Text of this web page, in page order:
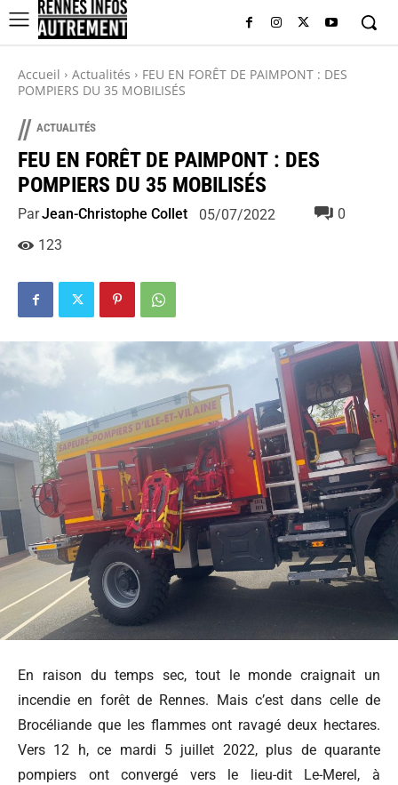
Accueil Actualités
FEU EN FORÊT DE PAIMPONT : DES
POMPIERS DU 35 MOBILISÉS
// ACTUALITÉS
FEU EN FORÊT DE PAIMPONT : DES
POMPIERS DU 35 MOBILISÉS
ParJean-Christophe Collet 05/07/2022
0
123
En raison du temps sec, tout le monde craignait un
incendie en forêt de Rennes. Mais c’est dans celle de
Brocéliande que les flammes ont ravagé deux hectares.
Vers 12 h, ce mardi 5 juillet 2022, plus de quarante
pompiers ont convergé vers le lieu-dit Le-Merel, à